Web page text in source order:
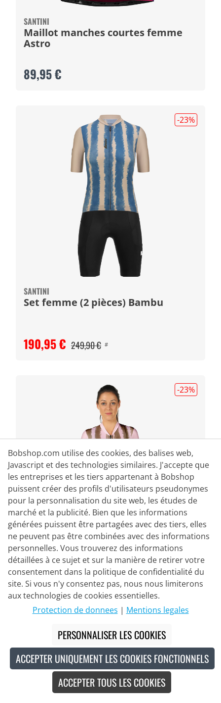
SANTINI
Maillot manches courtes femme
Astro
89,95 €
-23%
SANTINI
Set femme (2 pièces) Bambu
190,95 € 249,90 € #
-23%
SANTINI
Set femme (2 pièces) Bambu
190,95 € 249,90 € #
Made in Europe
Bobshop.com utilise des cookies, des balises web,
Javascript et des technologies similaires. J'accepte que
les entreprises et les tiers appartenant à Bobshop
puissent créer des profils d'utilisateurs pseudonymes
pour la personnalisation du site web, les études de
marché et la publicité. Bien que les informations
générées puissent être partagées avec des tiers, elles
ne peuvent pas être combinées avec des informations
personnelles. Vous trouverez des informations
détaillées à ce sujet et sur la manière de retirer votre
consentement dans la politique de confidentialité du
site. Si vous n'y consentez pas, nous nous limiterons
aux technologies de cookies essentielles.
Protection de donnees | Mentions legales
PERSONNALISER LES COOKIES
ACCEPTER UNIQUEMENT LES COOKIES FONCTIONNELS
ACCEPTER TOUS LES COOKIES